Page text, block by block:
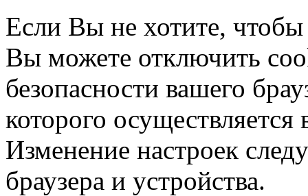
Если Вы не хотите,
Вы можете отключить
безопасности вашего
которого
Изменение настроек
браузера и устройства.